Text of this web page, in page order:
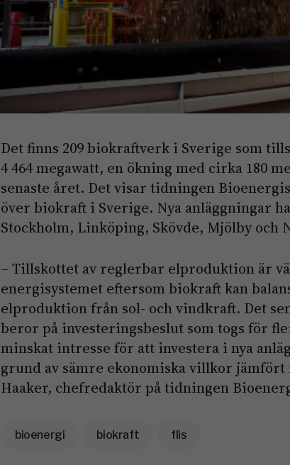
Det finns 209 biokraftverk i Sverige som
4 464 megawatt, en ökning med cirka 180
senaste året. Det visar tidningen
över biokraft i Sverige. Nya anläggningar
Stockholm, Linköping, Skövde, Mjölby och
– Tillskottet av reglerbar elproduktion är
energisystemet eftersom biokraft kan
elproduktion från sol- och vindkraft. Det
beror på investeringsbeslut som togs för
minskat intresse för att investera i nya
grund av sämre ekonomiska villkor
Haaker, chefredaktör på tidningen
bioenergi biokraft flis